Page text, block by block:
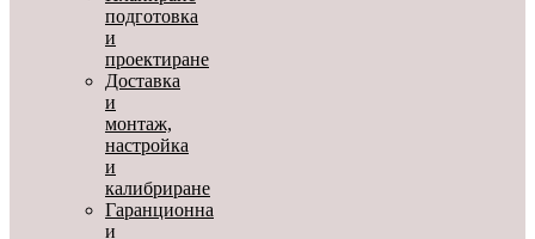
подготовка
и
проектиране
Доставка
и
монтаж,
настройка
и
калибриране
Гаранционна
и